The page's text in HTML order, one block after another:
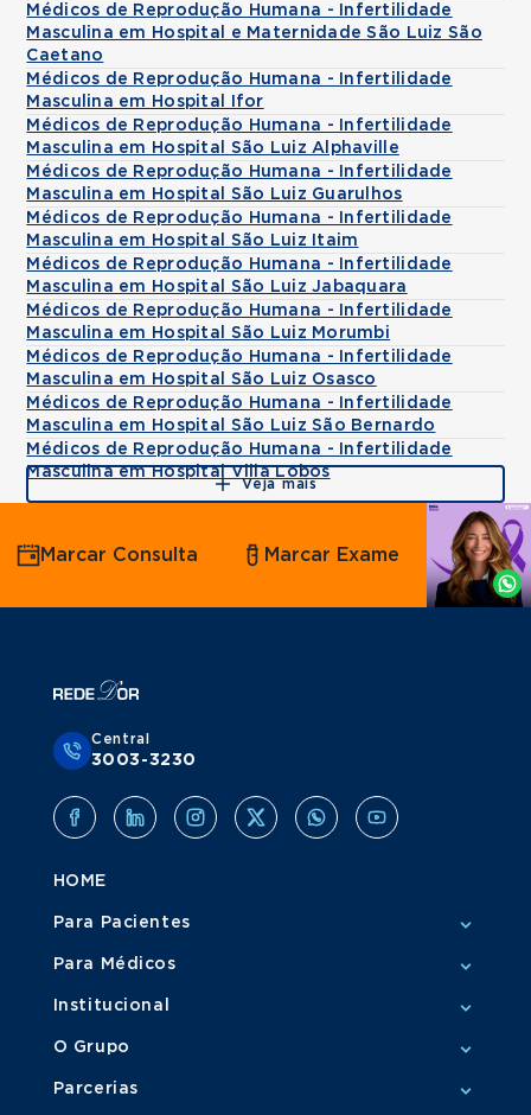
Médicos de Reprodução Humana - Infertilidade
Masculina em Hospital e Maternidade São Luiz São
Caetano
Médicos de Reprodução Humana - Infertilidade
Masculina em Hospital Ifor
Médicos de Reprodução Humana - Infertilidade
Masculina em Hospital São Luiz Alphaville
Médicos de Reprodução Humana - Infertilidade
Masculina em Hospital São Luiz Guarulhos
Médicos de Reprodução Humana - Infertilidade
Masculina em Hospital São Luiz Itaim
Médicos de Reprodução Humana - Infertilidade
Masculina em Hospital São Luiz Jabaquara
Médicos de Reprodução Humana - Infertilidade
Masculina em Hospital São Luiz Morumbi
Médicos de Reprodução Humana - Infertilidade
Masculina em Hospital São Luiz Osasco
Médicos de Reprodução Humana - Infertilidade
Masculina em Hospital São Luiz São Bernardo
Médicos de Reprodução Humana - Infertilidade
Masculina em Hospital Villa Lobos
Veja mais
Agende
por
Whatsapp
Marcar Consulta Marcar Exame
Central
3003-3230
HOME
Para Pacientes
Para Médicos
Institucional
O Grupo
Parcerias